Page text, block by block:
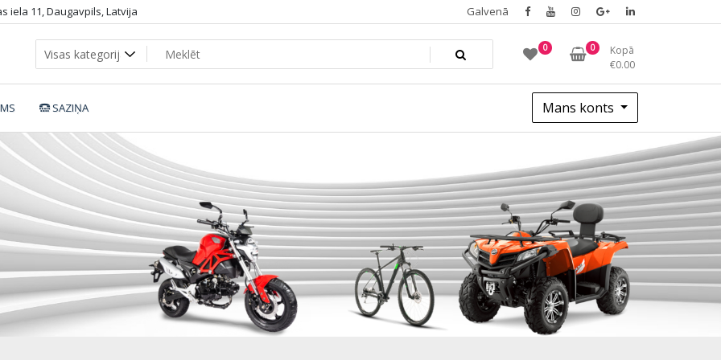
iela 11, Daugavpils, Latvija Galvenā
0 0
Kopā
€0.00
SAZIŅA Mans konts
2080_dop6